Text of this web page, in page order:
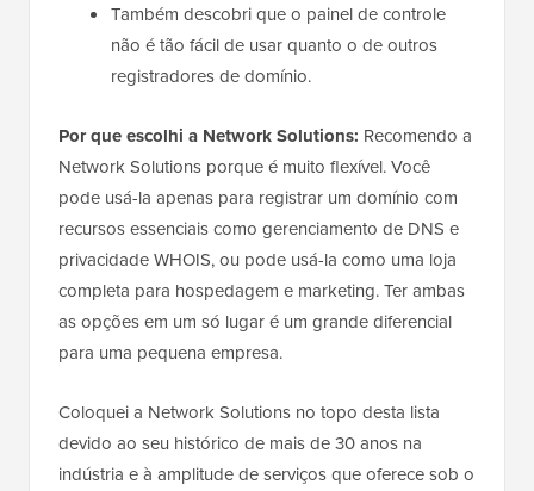
Também descobri que o painel de controle
não é tão fácil de usar quanto o de outros
registradores de domínio.
Por que escolhi a Network Solutions: Recomendo a
Network Solutions porque é muito flexível. Você
pode usá-la apenas para registrar um domínio com
recursos essenciais como gerenciamento de DNS e
privacidade WHOIS, ou pode usá-la como uma loja
completa para hospedagem e marketing. Ter ambas
as opções em um só lugar é um grande diferencial
para uma pequena empresa.
Coloquei a Network Solutions no topo desta lista
devido ao seu histórico de mais de 30 anos na
indústria e à amplitude de serviços que oferece sob o